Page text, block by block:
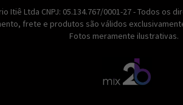
Itiê Ltda CNPJ: 05.134.767/0001-27 - Todos os
frete e produtos são válidos
Fotos meramente ilustrativas.